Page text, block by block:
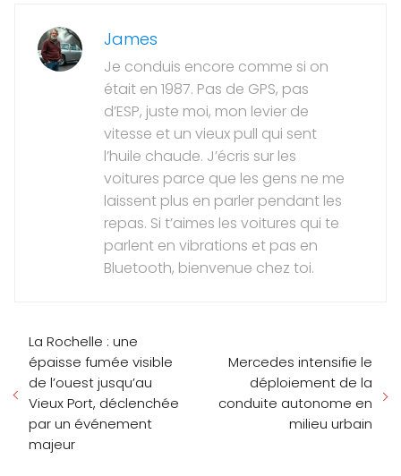
James
Je conduis encore comme si on
était en 1987. Pas de GPS, pas
d’ESP, juste moi, mon levier de
vitesse et un vieux pull qui sent
l’huile chaude. J’écris sur les
voitures parce que les gens ne me
laissent plus en parler pendant les
repas. Si t’aimes les voitures qui te
parlent en vibrations et pas en
Bluetooth, bienvenue chez toi.
La Rochelle : une
épaisse fumée visible
de l’ouest jusqu’au
Vieux Port, déclenchée
par un événement
majeur
Mercedes intensifie le
déploiement de la
conduite autonome en
milieu urbain